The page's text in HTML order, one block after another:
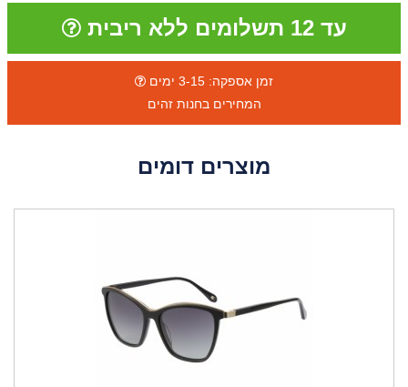
עד 12 תשלומים ללא ריבית
זמן אספקה: 3-15 ימים
המחירים בחנות זהים
מוצרים דומים